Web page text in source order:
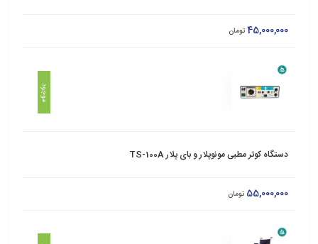
45,000,000 تومان
موجود
دستگاه کوتر مطبی مونوپلار و بای پلار TS-100A
55,000,000 تومان